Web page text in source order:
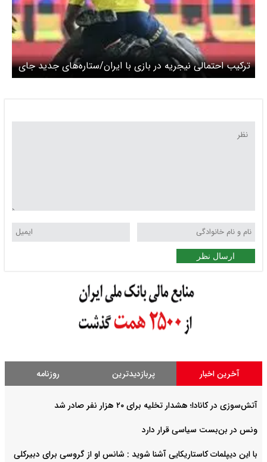
ترکیب احتمالی نیجریه در بازی با ایران/ستاره‌های جدید جای
همیشگی ها؟
ارسال نظر
آخرین اخبار پربازدیدترین روزنامه
آتش‌سوزی در کانادا؛ هشدار تخلیه برای ۲۰ هزار نفر صادر شد
ونس در بن‌بست سیاسی قرار دارد
با این دیپلمات کاستاریکایی آشنا شوید : شانس او از گروسی برای دبیرکلی